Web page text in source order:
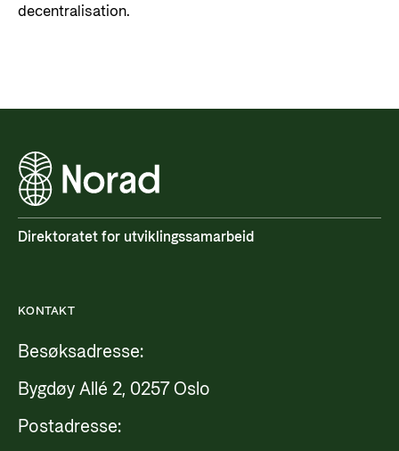
decentralisation.
Direktoratet for utviklingssamarbeid
KONTAKT
Besøksadresse:
Bygdøy Allé 2, 0257 Oslo
Postadresse: